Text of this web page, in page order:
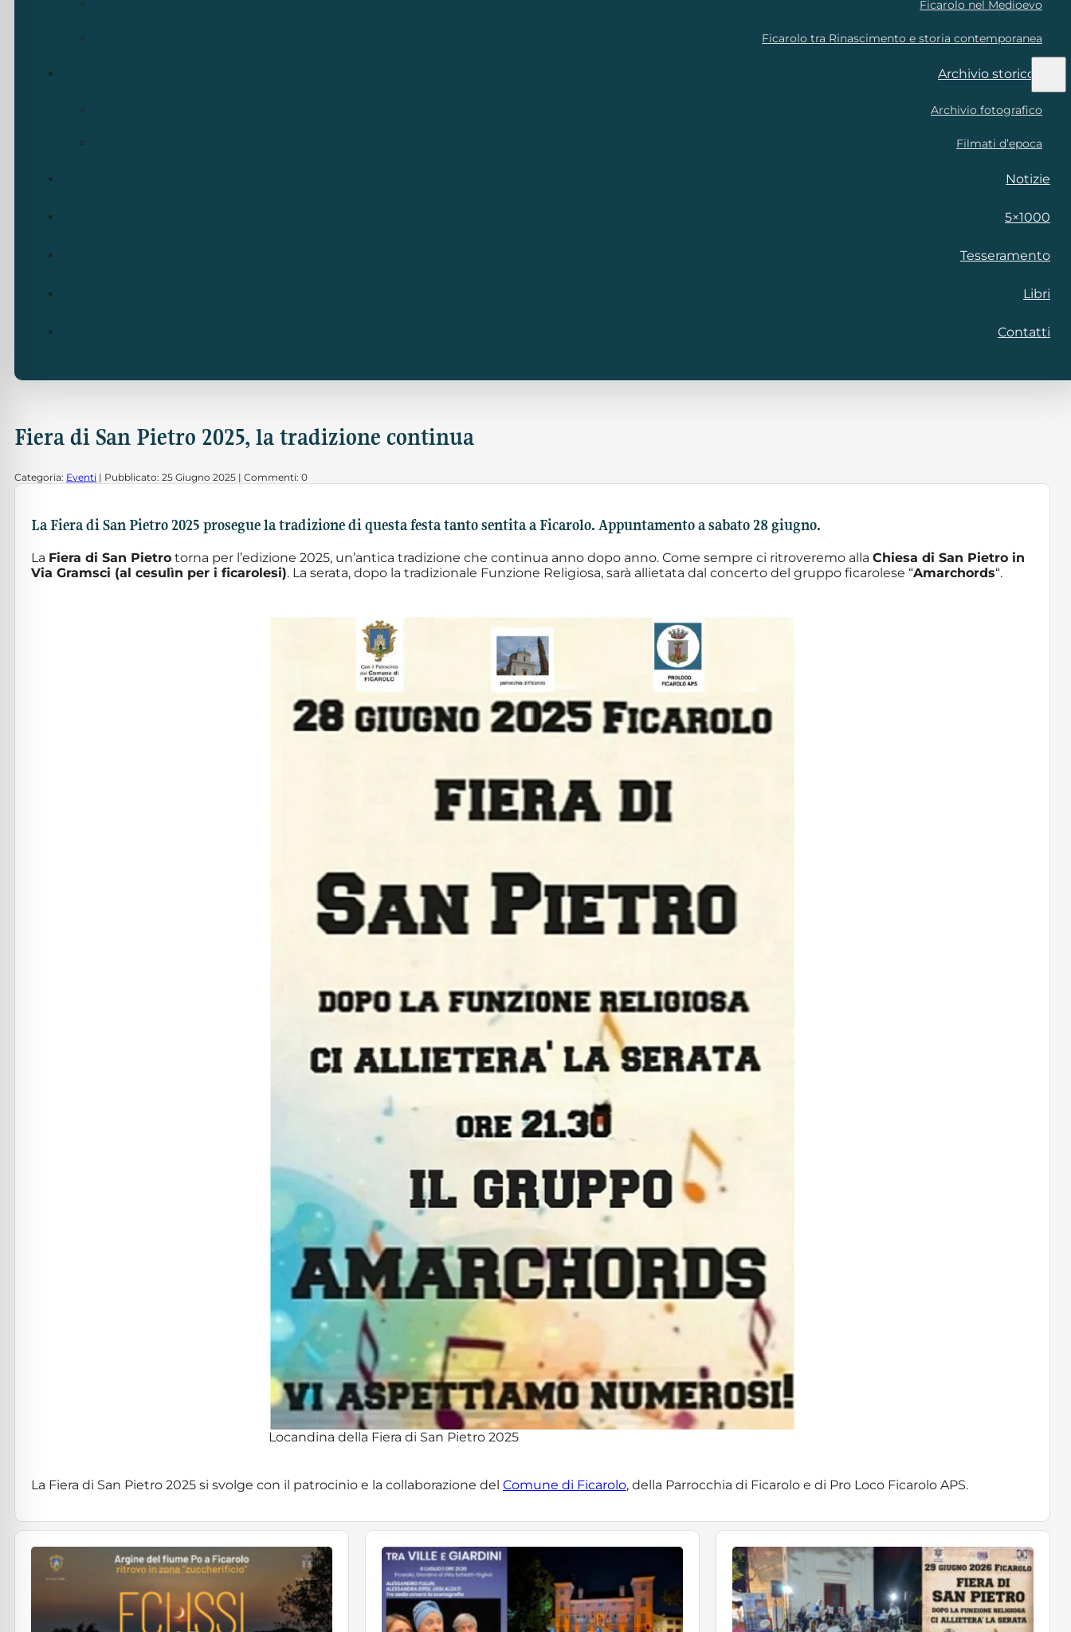
Ficarolo nel Medioevo
Ficarolo tra Rinascimento e storia contemporanea
Archivio storico
Archivio fotografico
Filmati d’epoca
Notizie
5×1000
Tesseramento
Libri
Contatti
Fiera di San Pietro 2025, la tradizione continua
Categoria: Eventi | Pubblicato: 25 Giugno 2025 | Commenti: 0
La Fiera di San Pietro 2025 prosegue la tradizione di questa festa tanto sentita a Ficarolo. Appuntamento a sabato 28 giugno.
La Fiera di San Pietro torna per l’edizione 2025, un’antica tradizione che continua anno dopo anno. Come sempre ci ritroveremo alla Chiesa di San Pietro in
Via Gramsci (al cesulìn per i ficarolesi). La serata, dopo la tradizionale Funzione Religiosa, sarà allietata dal concerto del gruppo ficarolese “Amarchords“.
Locandina della Fiera di San Pietro 2025
La Fiera di San Pietro 2025 si svolge con il patrocinio e la collaborazione del Comune di Ficarolo, della Parrocchia di Ficarolo e di Pro Loco Ficarolo APS.